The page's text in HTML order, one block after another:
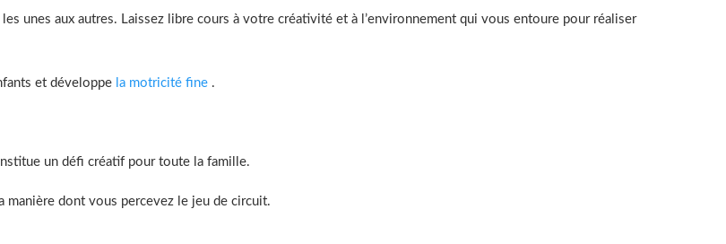
unes aux autres. Laissez libre cours à votre créativité et à l’environnement qui vous entoure pour réaliser
et développe la motricité fine .
un défi créatif pour toute la famille.
dont vous percevez le jeu de circuit.